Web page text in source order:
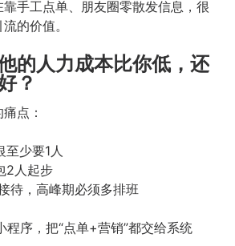
手工点单、朋友圈零散发信息，很
的价值。
的人力成本比你低，还
？
点：
少要1人
2人起步
待，高峰期必须多排班
序，把“点单+营销”都交给系统